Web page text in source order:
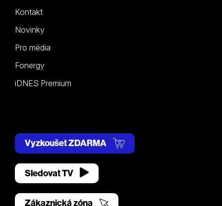
Kontakt
Novinky
Pro média
Fonergy
iDNES Premium
Vyzkoušet ZDARMA
Sledovat TV
Zákaznická zóna